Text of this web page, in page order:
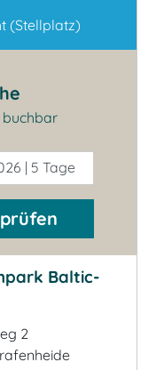
(Stellplatz)
| 5 Tage
Baltic-
2